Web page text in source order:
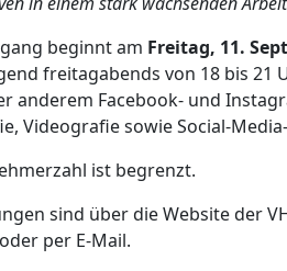
beginnt am Freitag, 11.
freitagabends von 18 bis 21
anderem Facebook- und
Videografie sowie Social-
ist begrenzt.
sind über die Website der
per E-Mail.